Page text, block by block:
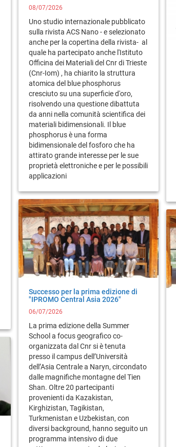
08/07/2026
Uno studio internazionale pubblicato
sulla rivista ACS Nano - e selezionato
anche per la copertina della rivista- al
quale ha partecipato anche l'Istituto
Officina dei Materiali del Cnr di Trieste
(Cnr-Iom) , ha chiarito la struttura
atomica del blue phosphorus
cresciuto su una superficie d'oro,
risolvendo una questione dibattuta
da anni nella comunità scientifica dei
materiali bidimensionali. Il blue
phosphorus è una forma
bidimensionale del fosforo che ha
attirato grande interesse per le sue
proprietà elettroniche e per le possibili
applicazioni
Successo per la prima edizione di
"IPROMO Central Asia 2026"
06/07/2026
La prima edizione della Summer
School a focus geografico co-
organizzata dal Cnr si è tenuta
presso il campus dell’Università
dell’Asia Centrale a Naryn, circondato
dalle magnifiche montagne del Tien
Shan. Oltre 20 partecipanti
provenienti da Kazakistan,
Kirghizistan, Tagikistan,
Turkmenistan e Uzbekistan, con
diversi background, hanno seguito un
programma intensivo di due